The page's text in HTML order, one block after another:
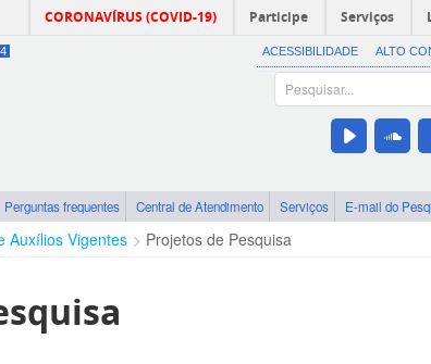
CORONAVÍRUS (COVID-19) Participe Serviços
4 ACESSIBILIDADE ALTO
Perguntas frequentes Central de Atendimento Serviços E-mail do
Auxílios Vigentes Projetos de Pesquisa